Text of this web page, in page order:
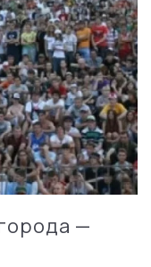
—